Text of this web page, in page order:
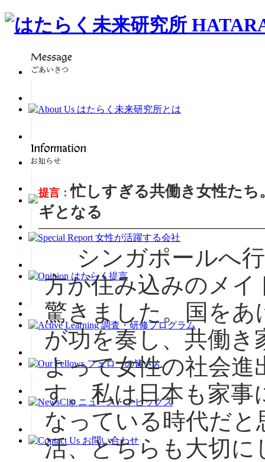
提言：忙しすぎる共働き女性た
ギとなる
シンガポールへ
方が住み込みのメ
驚きました。国を
が功を奏し、共働
よって女性の社会
す。私は日本も家事
なっている時代だ
活、どちらも大切